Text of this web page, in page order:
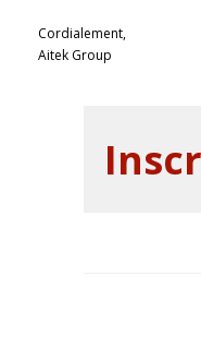
Cordialement,
Aitek Group